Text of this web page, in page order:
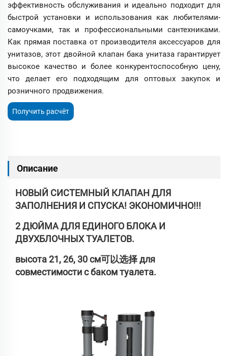
эффективность обслуживания и идеально подходит для
быстрой установки и использования как любителями-
самоучками, так и профессиональными сантехниками.
Как прямая поставка от производителя аксессуаров для
унитазов, этот двойной клапан бака унитаза гарантирует
высокое качество и более конкурентоспособную цену,
что делает его подходящим для оптовых закупок и
розничного продвижения.
Получить расчёт
Описание
НОВЫЙ СИСТЕМНЫЙ КЛАПАН ДЛЯ
ЗАПОЛНЕНИЯ И СПУСКА! ЭКОНОМИЧНО!!!
2 ДЮЙМА ДЛЯ ЕДИНОГО БЛОКА И
ДВУХБЛОЧНЫХ ТУАЛЕТОВ.
высота 21, 26, 30 см可以选择 для
совместимости с баком туалета.